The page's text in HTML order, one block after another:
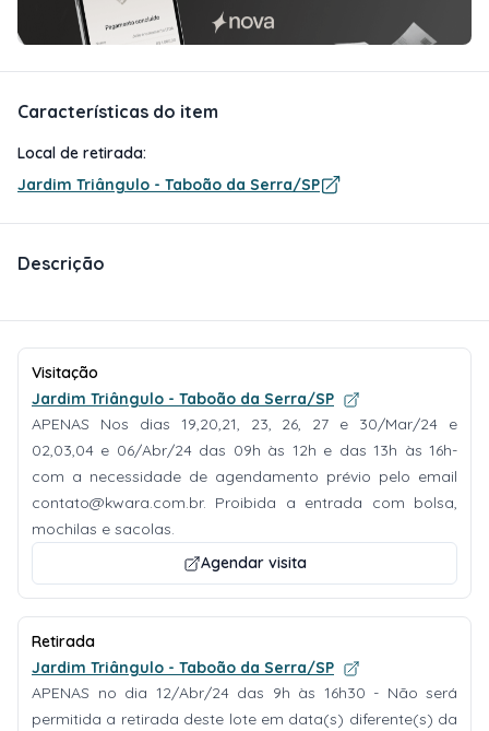
Características do item
Local de retirada:
Jardim Triângulo - Taboão da Serra/SP
Descrição
Visitação
Jardim Triângulo - Taboão da Serra/SP
APENAS Nos dias 19,20,21, 23, 26, 27 e 30/Mar/24 e
02,03,04 e 06/Abr/24 das 09h às 12h e das 13h às 16h-
com a necessidade de agendamento prévio pelo email
contato@kwara.com.br. Proibida a entrada com bolsa,
mochilas e sacolas.
Agendar visita
Retirada
Jardim Triângulo - Taboão da Serra/SP
APENAS no dia 12/Abr/24 das 9h às 16h30 - Não será
permitida a retirada deste lote em data(s) diferente(s) da